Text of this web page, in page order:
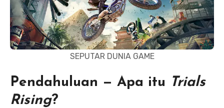
SEPUTAR DUNIA GAME
Pendahuluan — Apa itu Trials
Rising?